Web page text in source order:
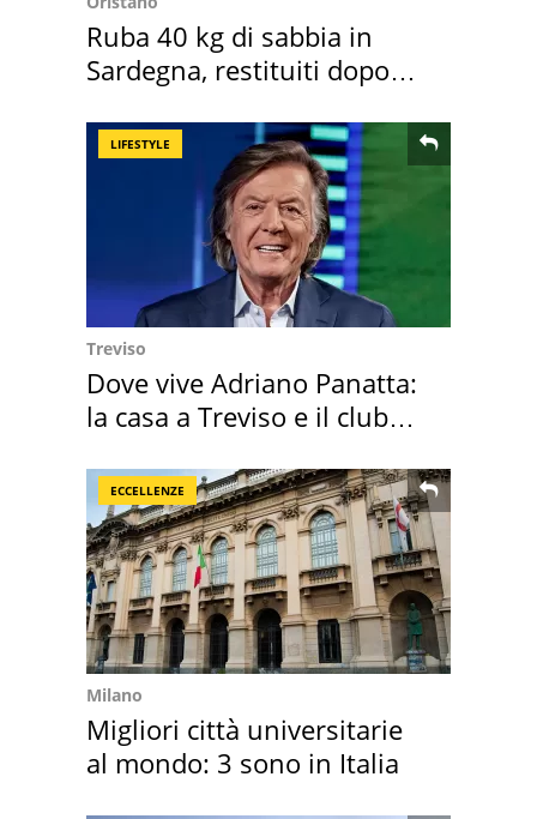
Ruba 40 kg di sabbia in
Sardegna, restituiti dopo
LIFESTYLE
Treviso
Dove vive Adriano Panatta:
la casa a Treviso e il club
ECCELLENZE
Milano
Migliori città universitarie
al mondo: 3 sono in Italia